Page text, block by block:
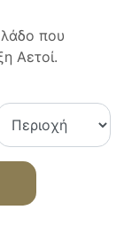
που
Αετοί.